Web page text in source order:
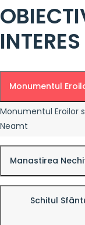
Monumentul
Monumentul Eroilor
Neamt
Manastirea
Schitul